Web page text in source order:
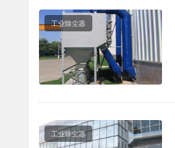
工业除尘器
工业除尘器